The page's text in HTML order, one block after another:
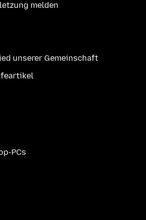
melden
unserer Gemeinschaft
PCs